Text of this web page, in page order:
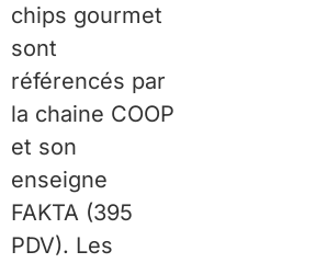
chips gourmet
sont
référencés par
la chaine COOP
et son
enseigne
FAKTA (395
PDV). Les